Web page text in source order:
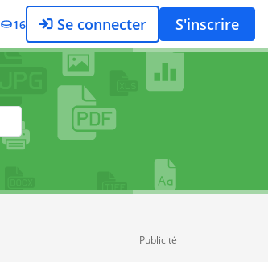
16 Se connecter S'inscrire
Publicité